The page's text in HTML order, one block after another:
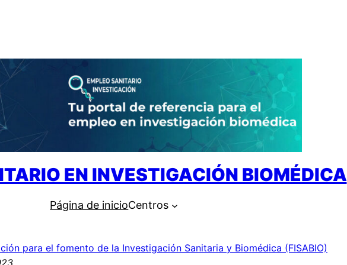
EN INVESTIGACIÓN BIOMÉDICA
Página de inicioCentros
para el fomento de la Investigación Sanitaria y Biomédica (FISABIO)